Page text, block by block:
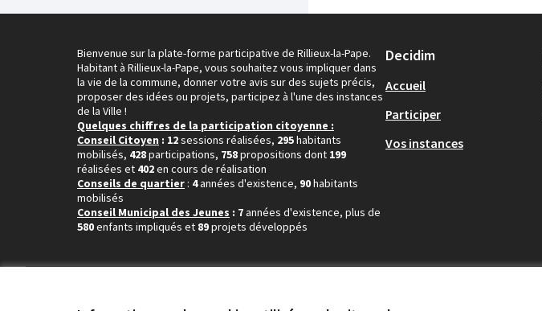
Bienvenue sur la plate-forme participative de Rillieux-la-Pape.
Habitant à Rillieux-la-Pape, vous souhaitez vous impliquer dans
la vie de la commune, donner votre avis sur des sujets précis,
proposer des idées ou projets, participez à l'une des instances
de la Ville !
Quelques chiffres de la participation citoyenne :
Conseil Citoyen : 12sessions réalisées, 295habitants
mobilisés, 428participations, 758propositions dont 199
réalisées et 402en cours de réalisation
Conseils de quartier : 4années d'existence, 90habitants
mobilisés
Conseil Municipal des Jeunes : 7années d'existence, plus de
580enfants impliqués et 89projets développés
Decidim
Accueil
Participer
Vos instances